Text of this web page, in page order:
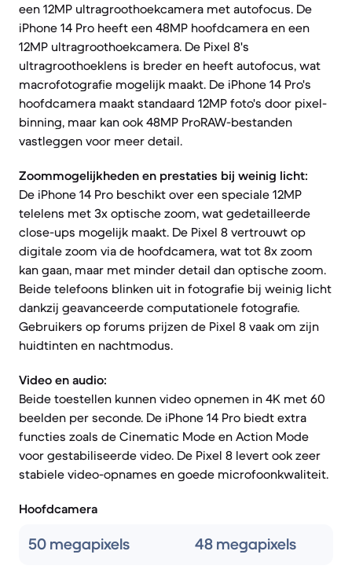
een 12MP ultragroothoekcamera met autofocus. De
iPhone 14 Pro heeft een 48MP hoofdcamera en een
12MP ultragroothoekcamera. De Pixel 8's
ultragroothoeklens is breder en heeft autofocus, wat
macrofotografie mogelijk maakt. De iPhone 14 Pro's
hoofdcamera maakt standaard 12MP foto's door pixel-
binning, maar kan ook 48MP ProRAW-bestanden
vastleggen voor meer detail.
Zoommogelijkheden en prestaties bij weinig licht:
De iPhone 14 Pro beschikt over een speciale 12MP
telelens met 3x optische zoom, wat gedetailleerde
close-ups mogelijk maakt. De Pixel 8 vertrouwt op
digitale zoom via de hoofdcamera, wat tot 8x zoom
kan gaan, maar met minder detail dan optische zoom.
Beide telefoons blinken uit in fotografie bij weinig licht
dankzij geavanceerde computationele fotografie.
Gebruikers op forums prijzen de Pixel 8 vaak om zijn
huidtinten en nachtmodus.
Video en audio:
Beide toestellen kunnen video opnemen in 4K met 60
beelden per seconde. De iPhone 14 Pro biedt extra
functies zoals de Cinematic Mode en Action Mode
voor gestabiliseerde video. De Pixel 8 levert ook zeer
stabiele video-opnames en goede microfoonkwaliteit.
Hoofdcamera
50 megapixels 48 megapixels